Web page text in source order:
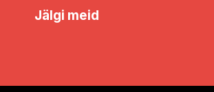
Jälgi meid